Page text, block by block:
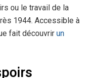
ou le travail de la
1944. Accessible à
fait découvrir un